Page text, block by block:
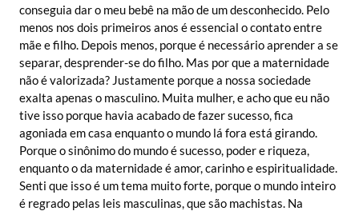
conseguia dar o meu bebê na mão de um desconhecido. Pelo
menos nos dois primeiros anos é essencial o contato entre
mãe e filho. Depois menos, porque é necessário aprender a se
separar, desprender-se do filho. Mas por que a maternidade
não é valorizada? Justamente porque a nossa sociedade
exalta apenas o masculino. Muita mulher, e acho que eu não
tive isso porque havia acabado de fazer sucesso, fica
agoniada em casa enquanto o mundo lá fora está girando.
Porque o sinônimo do mundo é sucesso, poder e riqueza,
enquanto o da maternidade é amor, carinho e espiritualidade.
Senti que isso é um tema muito forte, porque o mundo inteiro
é regrado pelas leis masculinas, que são machistas. Na